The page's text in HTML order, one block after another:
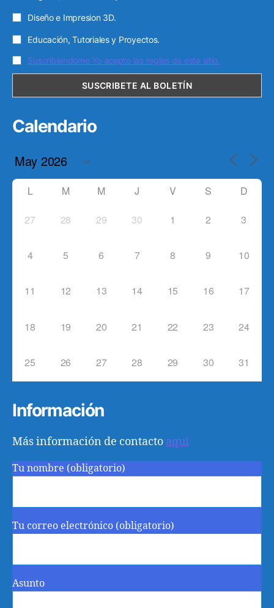
Diseño e Impresion 3D.
Educación, Tutoriales y Proyectos.
Suscribiendome Yo acepto las reglas de este sitio.
Calendario
L M M J V S D
27 28 29 30 1 2 3
4 5 6 7 8 9 10
11 12 13 14 15 16 17
18 19 20 21 22 23 24
25 26 27 28 29 30 31
Información
Más información de contacto aquí
Tu nombre (obligatorio)
Tu correo electrónico (obligatorio)
Asunto